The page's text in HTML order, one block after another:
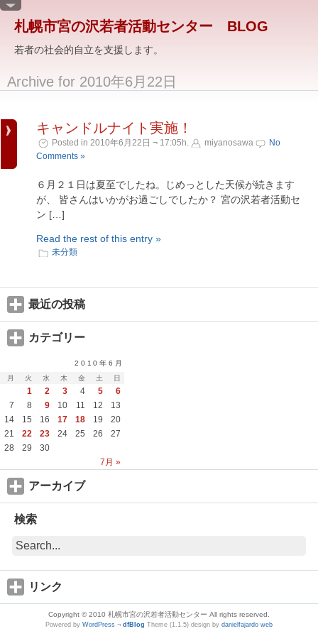
札幌市宮の沢若者活動センター BLOG
若者の社会的自立を支援します。
Archive for 2010年6月22日
キャンドルナイト実施！
Posted in 2010年6月22日 ¬ 17:05h. miyanosawa
No
Comments »
６月２１日は夏至でしたね。じめっとした天候が続きます
が、 皆さんはいかがお過ごしでしたか？ 宮の沢若者活動セ
ン […]
Read the rest of this entry »
未分類
最近の投稿
カテゴリー
2010年6月
月
火 水 木 金 土 日
7月 »
1 2 3 4 5
6
7
8 9 10 11 12
13
14
15 16 17 18 19
20
21
22 23 24 25 26
27
28
29 30
アーカイブ
検索
リンク
Copyright © 2010 札幌市宮の沢若者活動センター All rights reserved.
Powered by WordPress ¬ dfBlog Theme (1.1.5) design by danielfajardo web